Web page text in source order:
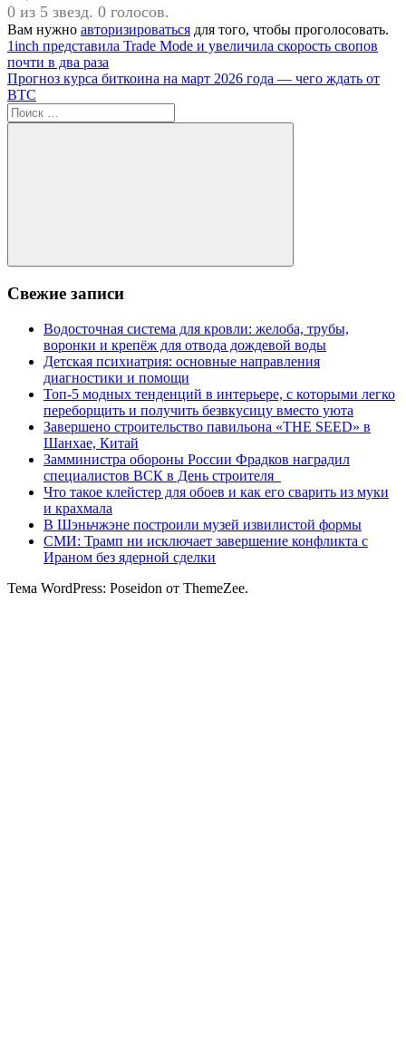
0 из 5 звезд. 0 голосов.
Вам нужно авторизироваться для того, чтобы проголосовать.
Навигация
по
записям
Предыдущая
запись:
1inch представила Trade Mode и увеличила скорость свопов
почти в два раза
Следующая
запись:
Прогноз курса биткоина на март 2026 года — чего ждать от
BTC
Поиск
для:
Поиск
Свежие записи
Водосточная система для кровли: желоба, трубы,
воронки и крепёж для отвода дождевой воды
Детская психиатрия: основные направления
диагностики и помощи
Топ-5 модных тенденций в интерьере, с которыми легко
переборщить и получить безвкусицу вместо уюта
Завершено строительство павильона «THE SEED» в
Шанхае, Китай
Замминистра обороны России Фрадков наградил
специалистов ВСК в День строителя
Что такое клейстер для обоев и как его сварить из муки
и крахмала
В Шэньчжэне построили музей извилистой формы
СМИ: Трамп ни исключает завершение конфликта с
Ираном без ядерной сделки
Тема WordPress: Poseidon от ThemeZee.